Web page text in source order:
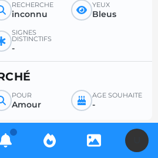
RECHERCHE
inconnu
YEUX
Bleus
SIGNES
DISTINCTIFS
-
POUR
Amour
ÂGE SOUHAITÉ
-
pour accéder à des